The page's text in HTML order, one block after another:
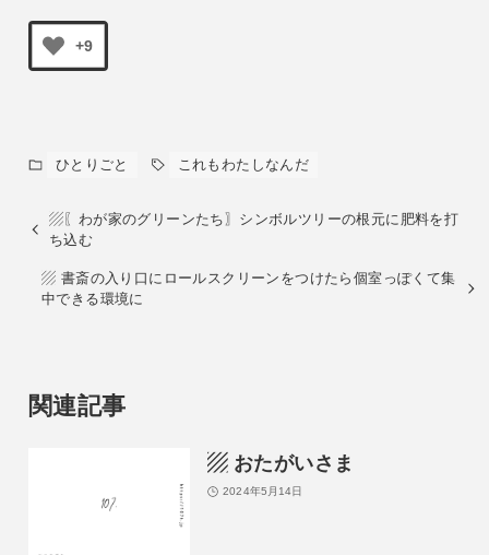
+9
ひとりごと これもわたしなんだ
▨〖わが家のグリーンたち〗シンボルツリーの根元に肥料を打
ち込む
▨ 書斎の入り口にロールスクリーンをつけたら個室っぽくて集
中できる環境に
関連記事
▨ おたがいさま
2024年5月14日